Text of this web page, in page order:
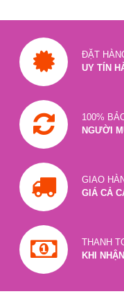
ĐẶT
UY TÍN
100%
NGƯỜI
GIAO
GIÁ CẢ
THANH
KHI